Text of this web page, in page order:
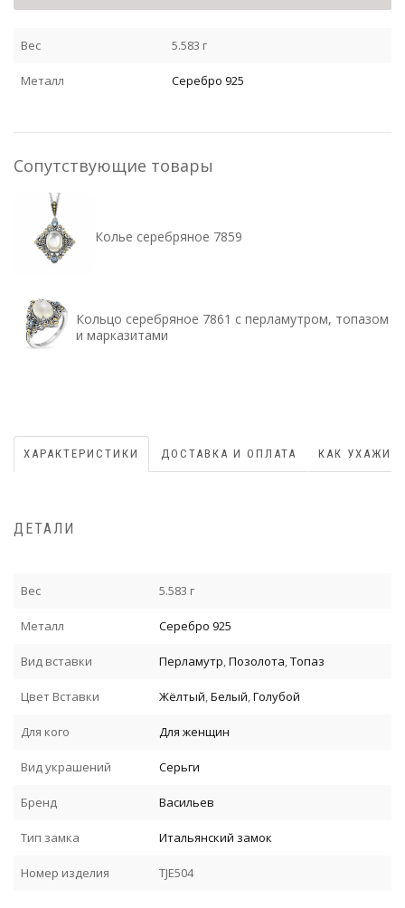
Вес 5.583 г
Металл Серебро 925
Сопутствующие товары
Колье серебряное 7859
Кольцо серебряное 7861 с перламутром, топазом
и марказитами
ХАРАКТЕРИСТИКИ ДОСТАВКА И ОПЛАТА КАК
ДЕТАЛИ
Вес 5.583 г
Металл Серебро 925
Вид вставки Перламутр,Позолота,Топаз
Цвет Вставки Жёлтый,Белый,Голубой
Для кого Для женщин
Вид украшений Серьги
Бренд Васильев
Тип замка Итальянский замок
Номер изделия TJE504